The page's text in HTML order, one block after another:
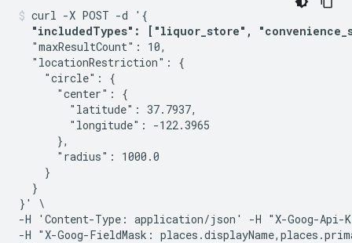
curl -X POST -d '{
"includedTypes": ["liquor_store",
  "maxResultCount": 10,
  "locationRestriction": {
    "circle": {
      "center": {
        "latitude": 37.7937,
        "longitude": -122.3965
      },
      "radius": 1000.0
    }
  }
}' \
-H 'Content-Type: application/json' -H "X-Goog-Api-
-H "X-Goog-FieldMask: